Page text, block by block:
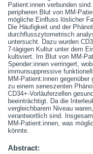
Patient:innen verbunden
peripheren Blut von MM-
mögliche Einfluss löslicher
Die Häufigkeit und der
durchflusszytometrisch
untersucht. Dazu wurden
7-tägigen Kultur unter dem
kultiviert. Im Blut von MM-
Spender:innen verringert,
immunsuppressive
MM-Patient:innen
zu einem seneszenten
CD34+-Vorläuferzellen
beeinträchtigt. Da die
vergleichbarem Niveau
verantwortlich sind.
MM-Patient:innen, was
könnte.
Abstract: